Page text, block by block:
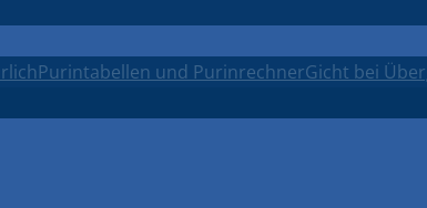
Purintabellen und PurinrechnerGicht bei